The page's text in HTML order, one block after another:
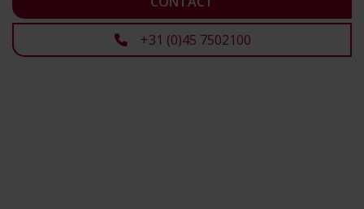
+31 (0)45 7502100